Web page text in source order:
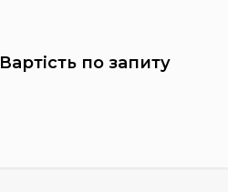
Вартість по запиту